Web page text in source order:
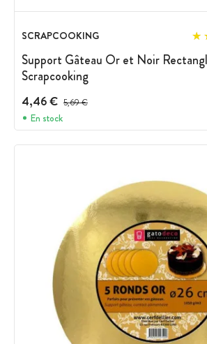
SCRAPCOOKING
Support Gâteau Or et Noir
Scrapcooking
4,46 € Prix avant réduction :
5,69 €
En stock